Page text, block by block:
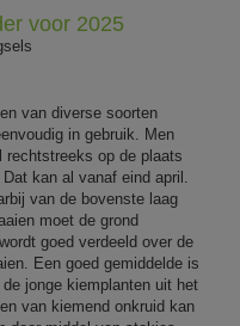
voor 2025
van diverse soorten
in gebruik. Men
rechtstreeks op de plaats
kan al vanaf eind april.
van de bovenste laag
moet de grond
goed verdeeld over de
Een goed gemiddelde is
jonge kiemplanten uit het
van kiemend onkruid kan